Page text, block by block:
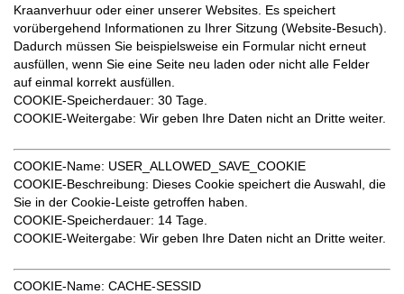
Kraanverhuur oder einer unserer Websites. Es speichert
vorübergehend Informationen zu Ihrer Sitzung (Website-Besuch).
Dadurch müssen Sie beispielsweise ein Formular nicht erneut
ausfüllen, wenn Sie eine Seite neu laden oder nicht alle Felder
auf einmal korrekt ausfüllen.
COOKIE-Speicherdauer: 30 Tage.
COOKIE-Weitergabe: Wir geben Ihre Daten nicht an Dritte weiter.
COOKIE-Name: USER_ALLOWED_SAVE_COOKIE
COOKIE-Beschreibung: Dieses Cookie speichert die Auswahl, die
Sie in der Cookie-Leiste getroffen haben.
COOKIE-Speicherdauer: 14 Tage.
COOKIE-Weitergabe: Wir geben Ihre Daten nicht an Dritte weiter.
COOKIE-Name: CACHE-SESSID